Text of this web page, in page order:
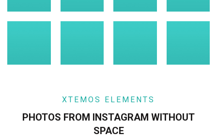
XTEMOS ELEMENTS
PHOTOS FROM INSTAGRAM WITHOUT
SPACE